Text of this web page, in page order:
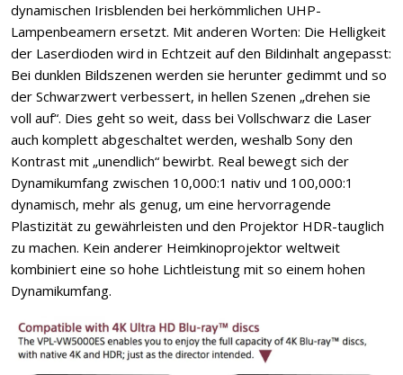
dynamischen Irisblenden bei herkömmlichen UHP-
Lampenbeamern ersetzt. Mit anderen Worten: Die Helligkeit
der Laserdioden wird in Echtzeit auf den Bildinhalt angepasst:
Bei dunklen Bildszenen werden sie herunter gedimmt und so
der Schwarzwert verbessert, in hellen Szenen „drehen sie
voll auf“. Dies geht so weit, dass bei Vollschwarz die Laser
auch komplett abgeschaltet werden, weshalb Sony den
Kontrast mit „unendlich“ bewirbt. Real bewegt sich der
Dynamikumfang zwischen 10,000:1 nativ und 100,000:1
dynamisch, mehr als genug, um eine hervorragende
Plastizität zu gewährleisten und den Projektor HDR-tauglich
zu machen. Kein anderer Heimkinoprojektor weltweit
kombiniert eine so hohe Lichtleistung mit so einem hohen
Dynamikumfang.